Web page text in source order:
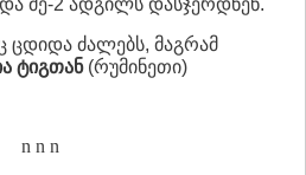
და მე-2 ადგილს დასჯერდნენ.
ძალებს, მაგრამ
ტიგთან(რუმინეთი)
n n n